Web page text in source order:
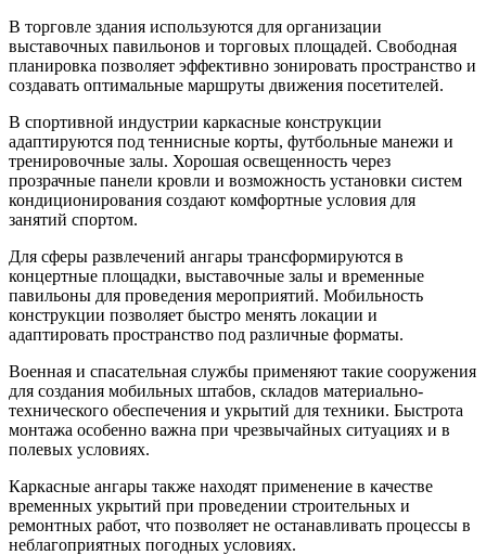
В торговле здания используются для организации
выставочных павильонов и торговых площадей. Свободная
планировка позволяет эффективно зонировать пространство и
создавать оптимальные маршруты движения посетителей.
В спортивной индустрии каркасные конструкции
адаптируются под теннисные корты, футбольные манежи и
тренировочные залы. Хорошая освещенность через
прозрачные панели кровли и возможность установки систем
кондиционирования создают комфортные условия для
занятий спортом.
Для сферы развлечений ангары трансформируются в
концертные площадки, выставочные залы и временные
павильоны для проведения мероприятий. Мобильность
конструкции позволяет быстро менять локации и
адаптировать пространство под различные форматы.
Военная и спасательная службы применяют такие сооружения
для создания мобильных штабов, складов материально-
технического обеспечения и укрытий для техники. Быстрота
монтажа особенно важна при чрезвычайных ситуациях и в
полевых условиях.
Каркасные ангары также находят применение в качестве
временных укрытий при проведении строительных и
ремонтных работ, что позволяет не останавливать процессы в
неблагоприятных погодных условиях.